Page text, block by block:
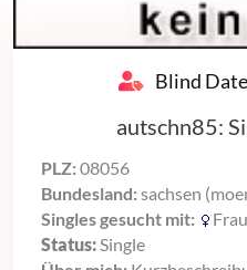
Blind Date
autschn85:
PLZ: 08056
Bundesland: sachsen
Singles gesucht mit:
Status: Single